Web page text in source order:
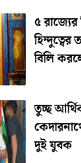
৫
বিলি
তুচ্ছ
দুই যুবক